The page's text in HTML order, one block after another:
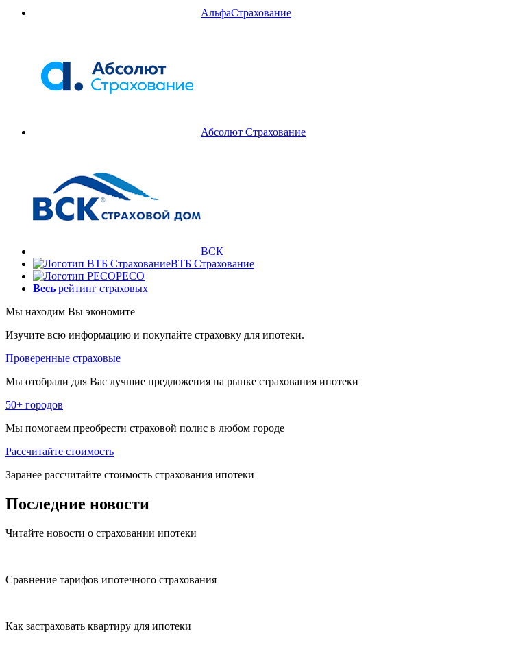
АльфаСтрахование
Абсолют Страхование
ВСК
ВТБ Страхование
РЕСО
Весь рейтинг страховых
Мы находим Вы экономите
Изучите всю информацию и покупайте страховку для ипотеки.
Проверенные страховые
Мы отобрали для Вас лучшие предложения на рынке страхования ипотеки
50+ городов
Мы помогаем преобрести страховой полис в любом городе
Рассчитайте стоимость
Заранее рассчитайте стоимость страхования ипотеки
Последние новости
Читайте новости о страховании ипотеки
Сравнение тарифов ипотечного страхования
Как застраховать квартиру для ипотеки